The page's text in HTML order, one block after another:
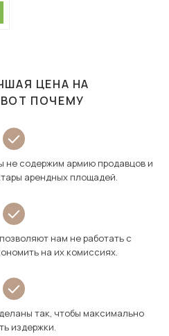
ЦЕНА НА
ПОЧЕМУ
не содержим армию продавцов и
арендных площадей.
нам не работать с
на их комиссиях.
так, чтобы максимально
издержки.